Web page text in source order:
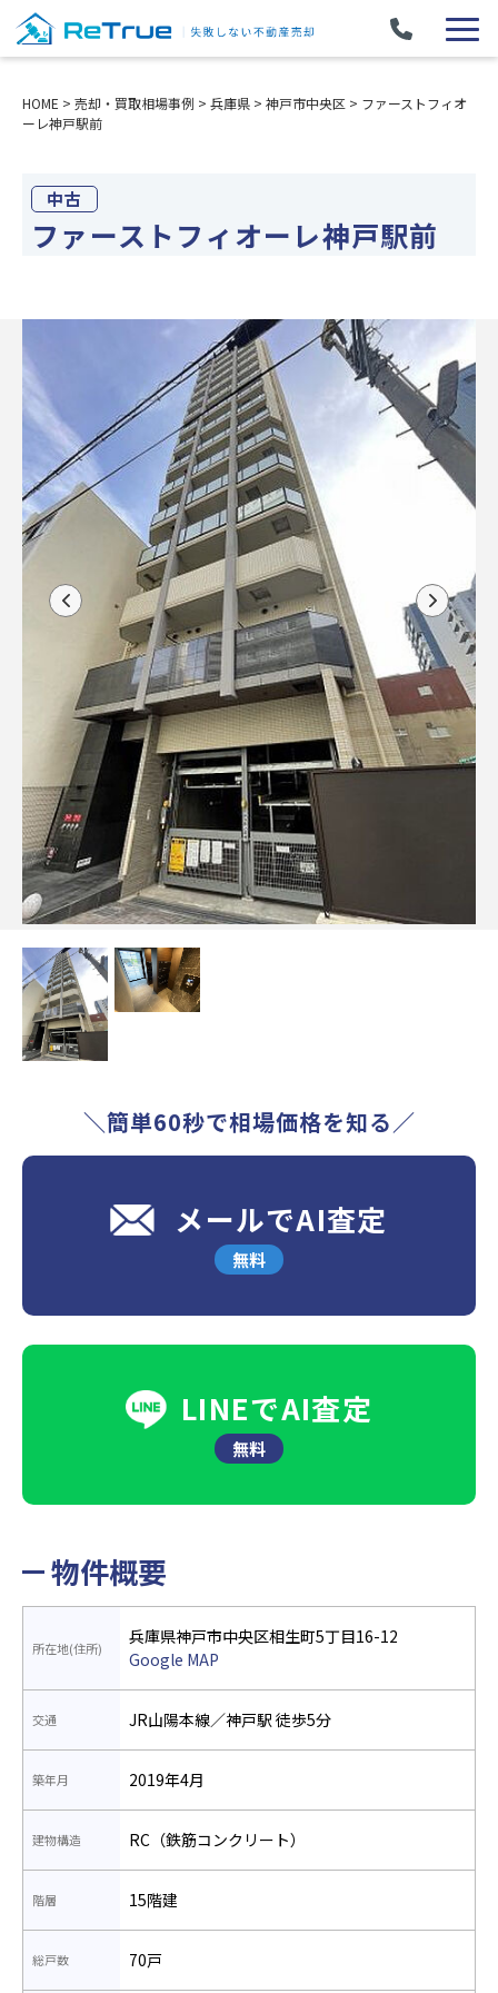
HOME > 売却・買取相場事例 > 兵庫県 > 神戸市中央区 > ファーストフィオ
ーレ神戸駅前
中古
ファーストフィオーレ神戸駅前
＼簡単60秒で相場価格を知る／
メールでAI査定
無料
LINEでAI査定
無料
物件概要
所在地(住所)
兵庫県神戸市中央区相生町5丁目16-12
Google MAP
交通 JR山陽本線／神戸駅 徒歩5分
築年月 2019年4月
建物構造 RC（鉄筋コンクリート）
階層 15階建
総戸数 70戸